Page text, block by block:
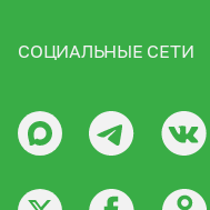
СОЦИАЛЬНЫЕ СЕТИ